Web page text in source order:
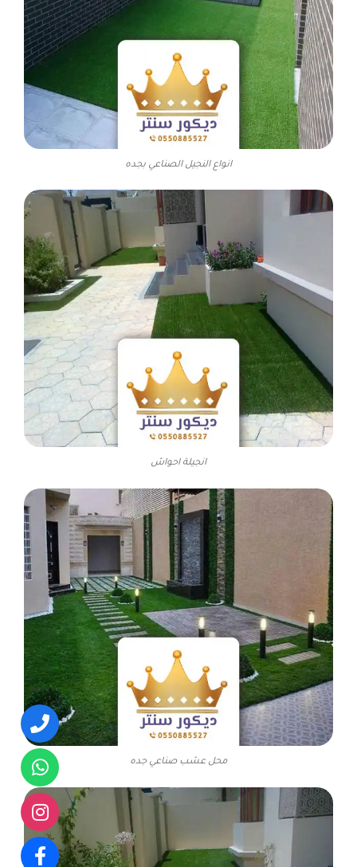
انواع النجيل الصناعي بجده
انجيلة احواش
محل عشب صناعي جده
تابعنا